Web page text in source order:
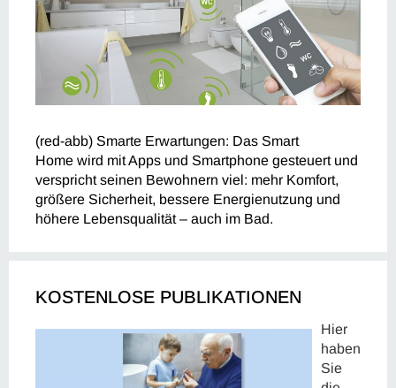
(red-abb) Smarte Erwartungen: Das Smart
Home wird mit Apps und Smartphone gesteuert und
verspricht seinen Bewohnern viel: mehr Komfort,
größere Sicherheit, bessere Energienutzung und
höhere Lebensqualität – auch im Bad.
KOSTENLOSE PUBLIKATIONEN
Hier
haben
Sie